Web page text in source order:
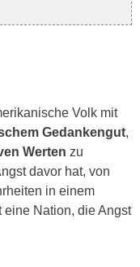
Volk mit
Gedankengut,
Werten zu
davor hat, von
in einem
eine Nation, die Angst